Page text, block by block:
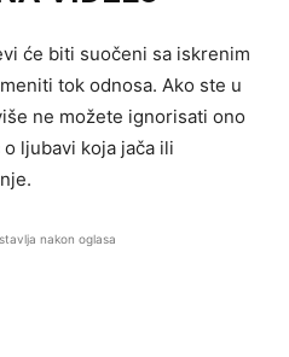
će biti suočeni sa iskrenim
tok odnosa. Ako ste u
ne možete ignorisati ono
ljubavi koja jača ili
nakon oglasa